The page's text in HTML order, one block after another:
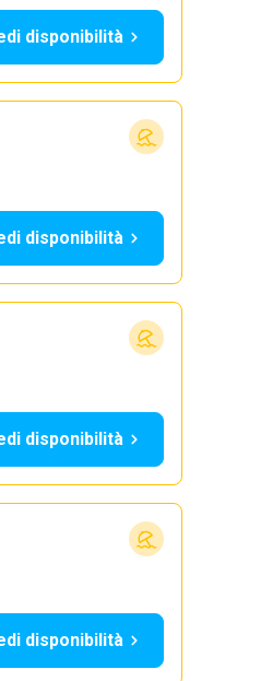
disponibilità
disponibilità
disponibilità
disponibilità